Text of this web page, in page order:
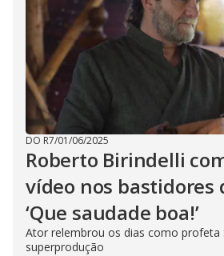
DO R7/01/06/2025
Roberto Birindelli
vídeo nos bastidores
‘Que saudade boa!’
Ator relembrou os dias como profeta
superprodução